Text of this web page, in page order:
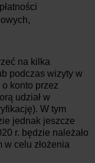
na kilka
podczas wizyty w
konto przez
udział w
W tym
jednak jeszcze
r. będzie należało
celu złożenia